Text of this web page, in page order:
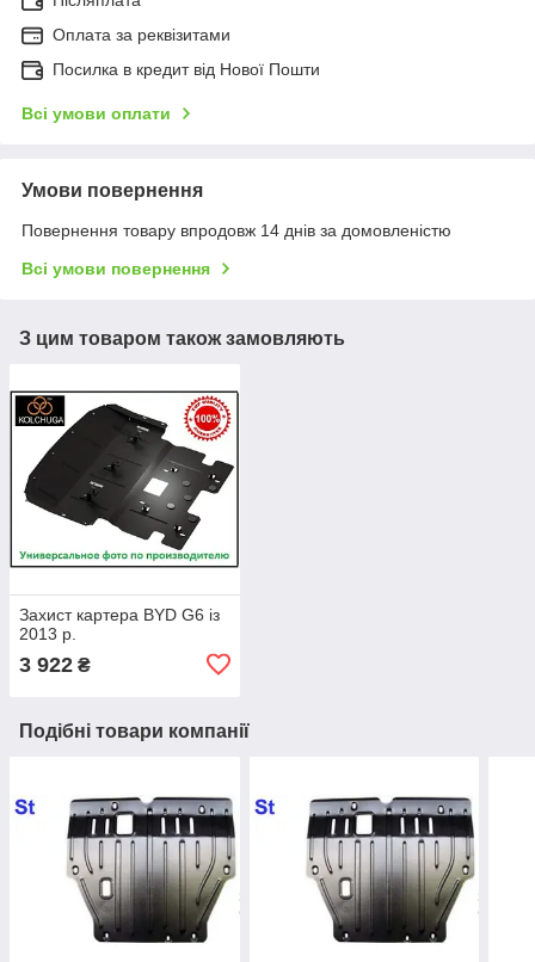
Оплата за реквізитами
Посилка в кредит від Нової Пошти
Всі умови оплати
Умови повернення
Повернення товару впродовж 14 днів за домовленістю
Всі умови повернення
З цим товаром також замовляють
Захист картера BYD G6 із
2013 р.
3 922 ₴
Подібні товари компанії